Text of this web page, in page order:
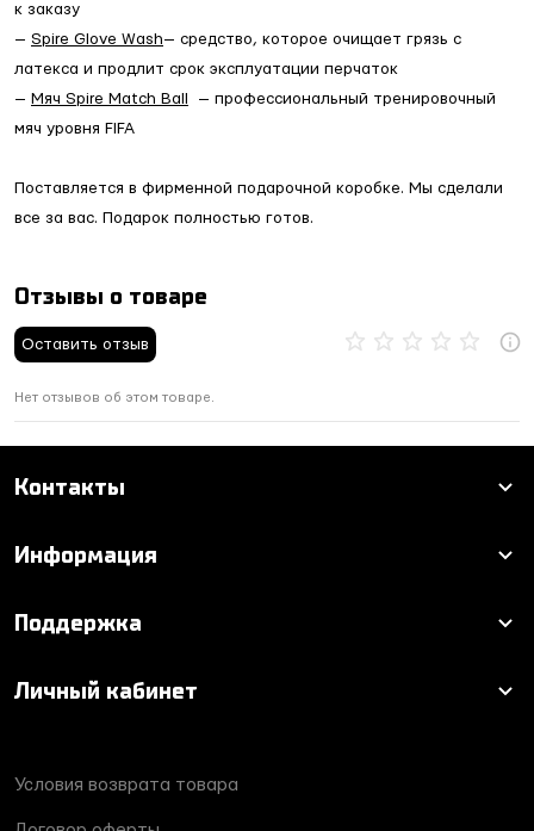
к заказу
— Spire Glove Wash— средство, которое очищает грязь с
латекса и продлит срок эксплуатации перчаток
— Мяч Spire Match Ball
— профессиональный тренировочный
мяч уровня FIFA
Поставляется в фирменной подарочной коробке. Мы сделали
все за вас. Подарок полностью готов.
Отзывы о товаре
Оставить отзыв
Нет отзывов об этом товаре.
Контакты
Информация
Поддержка
Личный кабинет
Условия возврата товара